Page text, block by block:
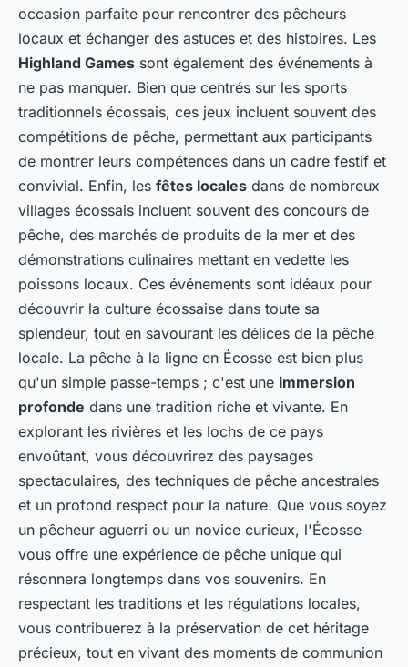
occasion parfaite pour rencontrer des pêcheurs
locaux et échanger des astuces et des histoires. Les
Highland Games sont également des événements à
ne pas manquer. Bien que centrés sur les sports
traditionnels écossais, ces jeux incluent souvent des
compétitions de pêche, permettant aux participants
de montrer leurs compétences dans un cadre festif et
convivial. Enfin, les fêtes locales dans de nombreux
villages écossais incluent souvent des concours de
pêche, des marchés de produits de la mer et des
démonstrations culinaires mettant en vedette les
poissons locaux. Ces événements sont idéaux pour
découvrir la culture écossaise dans toute sa
splendeur, tout en savourant les délices de la pêche
locale. La pêche à la ligne en Écosse est bien plus
qu'un simple passe-temps ; c'est une immersion
profonde dans une tradition riche et vivante. En
explorant les rivières et les lochs de ce pays
envoûtant, vous découvrirez des paysages
spectaculaires, des techniques de pêche ancestrales
et un profond respect pour la nature. Que vous soyez
un pêcheur aguerri ou un novice curieux, l'Écosse
vous offre une expérience de pêche unique qui
résonnera longtemps dans vos souvenirs. En
respectant les traditions et les régulations locales,
vous contribuerez à la préservation de cet héritage
précieux, tout en vivant des moments de communion